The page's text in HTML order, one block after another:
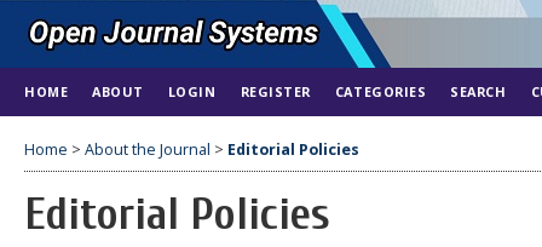
HOME ABOUT LOGIN REGISTER CATEGORIES SEARCH
Home > About the Journal > Editorial Policies
Editorial Policies